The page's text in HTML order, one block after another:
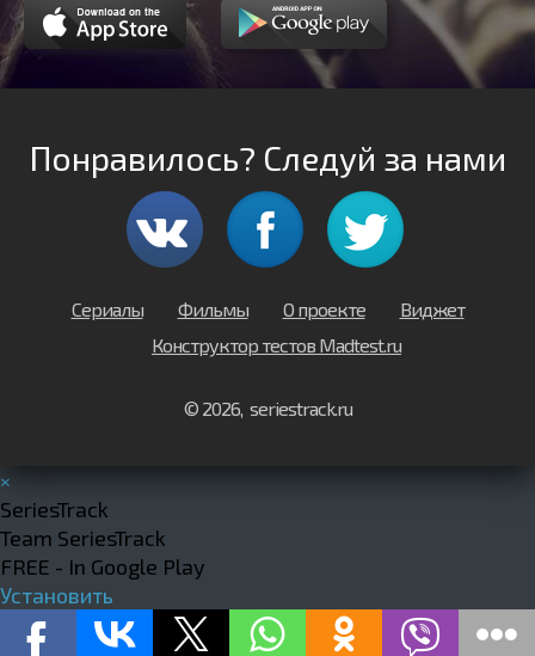
Понравилось? Следуй за нами
Сериалы Фильмы О проекте
Виджет
Конструктор тестов Madtest.ru
© 2026, seriestrack.ru
×
SeriesTrack
Team SeriesTrack
FREE - In Google Play
Установить